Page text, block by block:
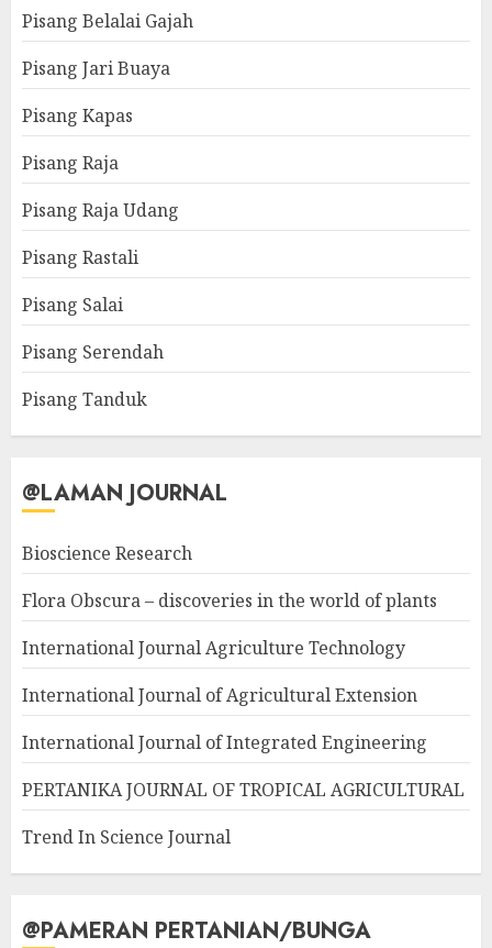
Pisang Belalai Gajah
Pisang Jari Buaya
Pisang Kapas
Pisang Raja
Pisang Raja Udang
Pisang Rastali
Pisang Salai
Pisang Serendah
Pisang Tanduk
@LAMAN JOURNAL
Bioscience Research
Flora Obscura – discoveries in the world of plants
International Journal Agriculture Technology
International Journal of Agricultural Extension
International Journal of Integrated Engineering
PERTANIKA JOURNAL OF TROPICAL AGRICULTURAL
Trend In Science Journal
@PAMERAN PERTANIAN/BUNGA